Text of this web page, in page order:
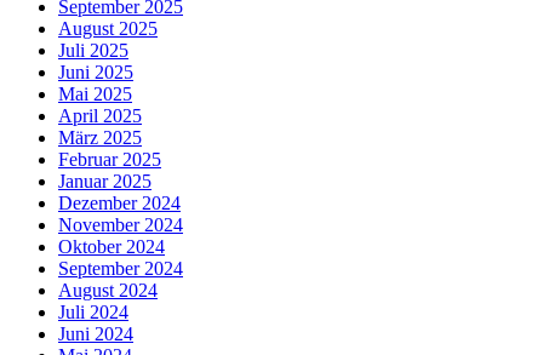
September 2025
August 2025
Juli 2025
Juni 2025
Mai 2025
April 2025
März 2025
Februar 2025
Januar 2025
Dezember 2024
November 2024
Oktober 2024
September 2024
August 2024
Juli 2024
Juni 2024